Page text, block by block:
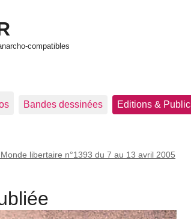
compatibles
Bandes dessinées Editions &
libertaire n°1393 du 7 au 13 avril 2005